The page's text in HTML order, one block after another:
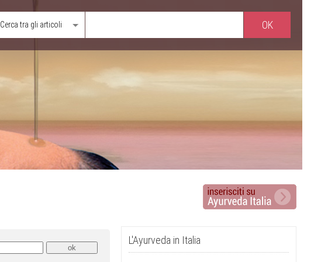
Cerca tra gli articoli
L'Ayurveda in Italia